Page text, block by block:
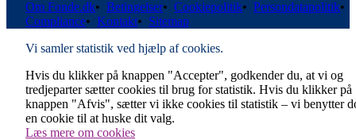
Om Fonde.dk• Betingelser• Cookiepolitik• Persondatapolitik•
Compliance• Kontakt• Sitemap
Vi samler statistik ved hjælp af cookies.
Hvis du klikker på knappen "Accepter", godkender du, at vi og
tredjeparter sætter cookies til brug for statistik. Hvis du klikker på
knappen "Afvis", sætter vi ikke cookies til statistik – vi benytter
en cookie til at huske dit valg.
Læs mere om cookies